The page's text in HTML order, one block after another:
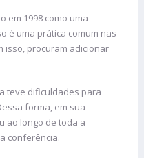
em 1998 como uma
é uma prática comum nas
isso, procuram adicionar
teve dificuldades para
forma, em sua
ao longo de toda a
conferência.